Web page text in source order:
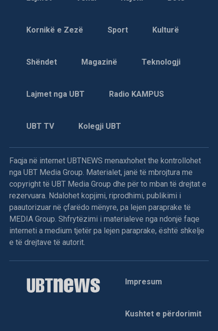
Kornikë e Zezë Sport Kulturë
Shëndet Magazinë Teknologji
Lajmet nga UBT Radio KAMPUS
UBT TV Kolegji UBT
Faqja në internet UBTNEWS menaxhohet the kontrollohet
nga UBT Media Group. Materialet, janë të mbrojtura me
copyright të UBT Media Group dhe për to mban të drejtat e
rezervuara. Ndalohet kopjimi, riprodhimi, publikimi i
paautorizuar në çfarëdo mënyre, pa lejen paraprake të
MEDIA Group. Shfrytëzimi i materialeve nga ndonjë faqe
interneti a medium tjetër pa lejen paraprake, është shkelje
e të drejtave të autorit.
Impresum
Kushtet e përdorimit